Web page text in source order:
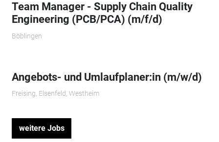
Team Manager - Supply Chain Quality
Engineering (PCB/PCA) (m/f/d)
Böblingen
Angebots- und Umlaufplaner:in (m/w/d)
Freising, Elsenfeld, Westheim
weitere Jobs